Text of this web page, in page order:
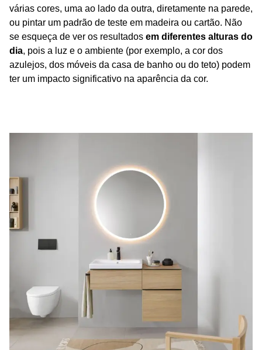
várias cores, uma ao lado da outra, diretamente na parede,
ou pintar um padrão de teste em madeira ou cartão. Não
se esqueça de ver os resultados em diferentes alturas do
dia, pois a luz e o ambiente (por exemplo, a cor dos
azulejos, dos móveis da casa de banho ou do teto) podem
ter um impacto significativo na aparência da cor.